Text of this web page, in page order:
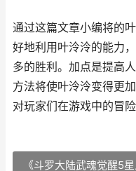
通过这篇文章小编将的
好地利用叶泠泠的能力
多的胜利。加点是提高
方法将使叶泠泠变得更
对玩家们在游戏中的冒
《斗罗大陆武魂觉醒5